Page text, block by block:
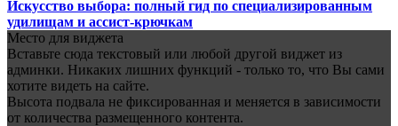
Искусство выбора: полный гид по специализированным
удилищам и ассист-крючкам
Место для виджета
Вставьте сюда текстовый или любой другой виджет из
админки. Никаких лишних функций - только то, что Вы сами
хотите видеть на сайте.
Высота подвала не фиксированная и меняется в зависимости
от количества размещенного контента.